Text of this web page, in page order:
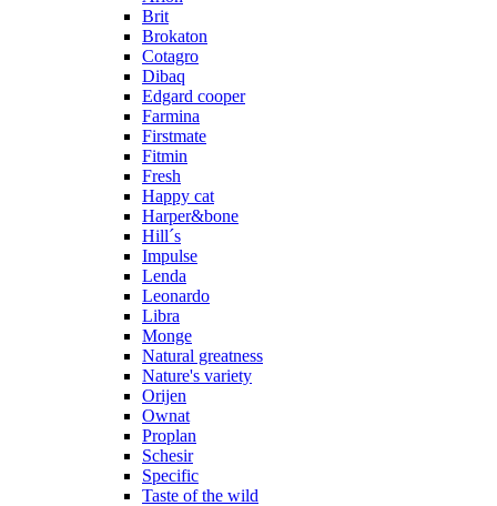
Brit
Brokaton
Cotagro
Dibaq
Edgard cooper
Farmina
Firstmate
Fitmin
Fresh
Happy cat
Harper&bone
Hill´s
Impulse
Lenda
Leonardo
Libra
Monge
Natural greatness
Nature's variety
Orijen
Ownat
Proplan
Schesir
Specific
Taste of the wild